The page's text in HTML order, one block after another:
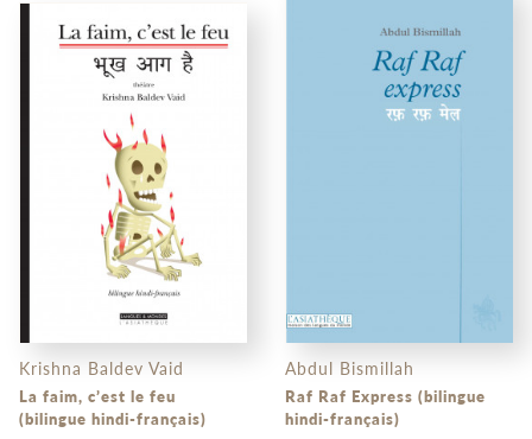
Krishna Baldev Vaid
La faim, c’est le feu
(bilingue hindi-français)
Abdul Bismillah
Raf Raf Express (bilingue
hindi-français)